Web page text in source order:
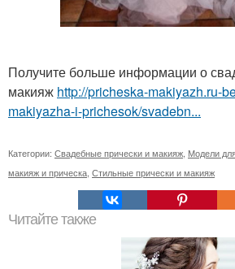
Получите больше информации о
макияж http://pricheska-makiyazh.ru-
makiyazha-i-prichesok/svadebn...
Категории: Свадебные прически и макияж Модели
макияж и прическа Стильные прически и макияж
Читайте также